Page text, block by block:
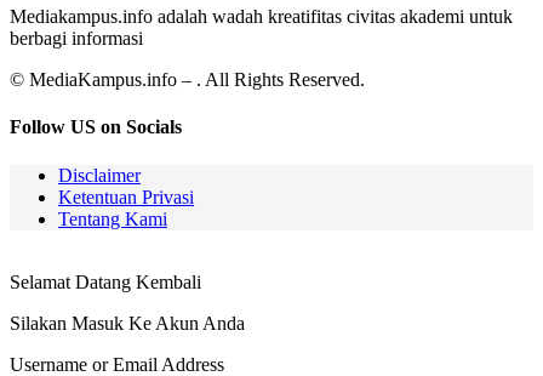
Mediakampus.info adalah wadah kreatifitas civitas akademi untuk
berbagi informasi
© MediaKampus.info – . All Rights Reserved.
Follow US on Socials
Disclaimer
Ketentuan Privasi
Tentang Kami
Selamat Datang Kembali
Silakan Masuk Ke Akun Anda
Username or Email Address